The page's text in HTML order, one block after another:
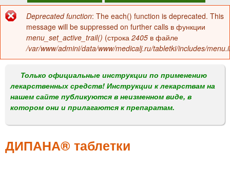
а
в
о
м
е
н
Сообщение
об
ошибке
Deprecated function: The each() function is deprecated. This
message will be suppressed on further calls в функции
menu_set_active_trail() (строка 2405 в файле
/var/www/admini/data/www/medicalj.ru/tabletki/includes/
Только официальные инструкции по применению
лекарственных средств! Инструкции к лекарствам на
нашем сайте публикуются в неизменном виде, в
котором они и прилагаются к препаратам.
ДИПАНА® таблетки